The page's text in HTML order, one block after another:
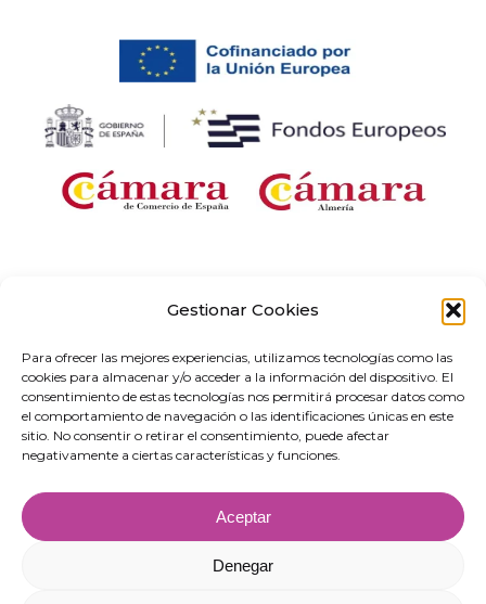
Gestionar Cookies
Para ofrecer las mejores experiencias, utilizamos tecnologías como las
cookies para almacenar y/o acceder a la información del dispositivo. El
consentimiento de estas tecnologías nos permitirá procesar datos como
el comportamiento de navegación o las identificaciones únicas en este
sitio. No consentir o retirar el consentimiento, puede afectar
negativamente a ciertas características y funciones.
Aceptar
Denegar
soluciones digitales con aplicación sectorial en el marco del proyecto «Redes de
Emprendimiento Digital» en Andalucía, correspondiente al Programa Redes
Plan de Recuperación, Transformación y Resiliencia, financiado por la Unión
Europea-Next Generation EU (C1311).